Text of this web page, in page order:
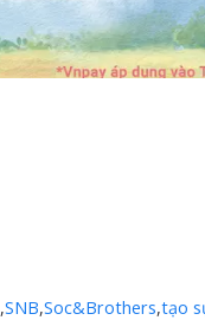
,SNB,Soc&Brothers,tạo